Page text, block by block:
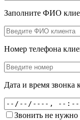
Заполните ФИО
Номер телефона
Дата и время звонка
Звонить не нужно